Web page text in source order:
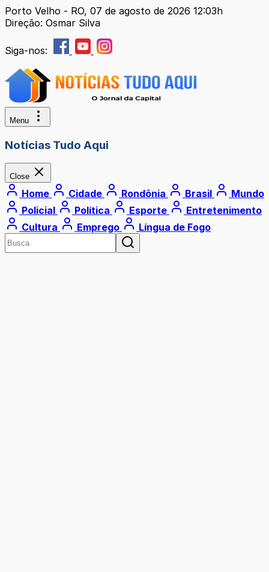
Porto Velho - RO, 07 de agosto de 2026 12:03h
Direção: Osmar Silva
Siga-nos:
Menu
Notícias Tudo Aqui
Close
Home Cidade Rondônia Brasil
Mundo
Policial
Política Esporte
Entretenimento
Cultura
Emprego Língua de Fogo